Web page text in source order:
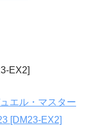
EX2]
エル・マスター
[DM23-EX2]